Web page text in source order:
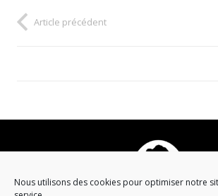
Nous utilisons des cookies pour optimiser notre
Article précédent